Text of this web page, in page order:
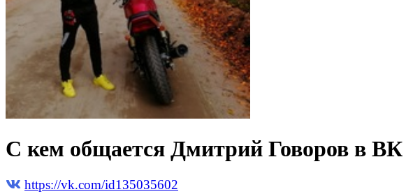
С кем общается Дмитрий Говоров в ВК
https://vk.com/id135035602